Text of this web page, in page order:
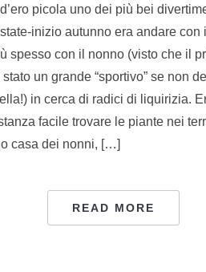
picola uno dei più bei
inizio autunno era andare con
spesso con il nonno (visto che il
un grande “sportivo” se non
in cerca di radici di liquirizia.
facile trovare le piante nei
casa dei nonni, […]
READ MORE